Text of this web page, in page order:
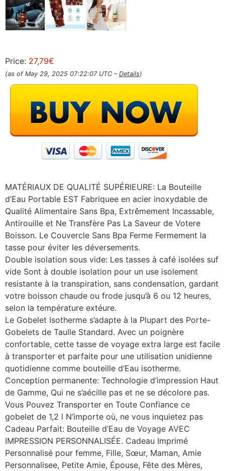
Price: 27,79€
(as of May 29, 2025 07:22:07 UTC – Details)
MATÉRIAUX DE QUALITÉ SUPÉRIEURE: La Bouteille
d’Eau Portable EST Fabriquee en acier inoxydable de
Qualité Alimentaire Sans Bpa, Extrêmement Incassable,
Antirouille et Ne Transfère Pas La Saveur de Votere
Boisson. Le Couvercle Sans Bpa Ferme Fermement la
tasse pour éviter les déversements.
Double isolation sous vide: Les tasses à café isolées suf
vide Sont à double isolation pour un use isolement
resistante à la transpiration, sans condensation, gardant
votre boisson chaude ou frode jusqu’à 6 ou 12 heures,
selon la température extéure.
Le Gobelet Isotherme s’adapte à la Plupart des Porte-
Gobelets de Taulle Standard. Avec un poignère
confortable, cette tasse de voyage extra large est facile
à transporter et parfaite pour une utilisation unidienne
quotidienne comme bouteille d’Eau isotherme.
Conception permanente: Technologie d’impression Haut
de Gamme, Qui ne s’aécille pas et ne se décolore pas.
Vous Pouvez Transporter en Toute Confiance ce
gobelet de 1,2 l N’importe où, ne vous inquietez pas
Cadeau Parfait: Bouteille d’Eau de Voyage AVEC
IMPRESSION PERSONNALISÉE. Cadeau Imprimé
Personnalisé pour femme, Fille, Sœur, Maman, Amie
Personnalisee, Petite Amie, Épouse, Fête des Mères,